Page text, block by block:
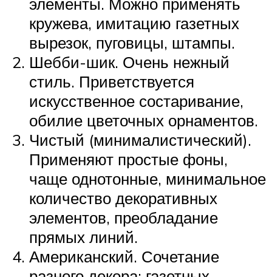
кружева, имитацию газетных
вырезок, пуговицы, штампы.
Шебби-шик. Очень нежный
стиль. Приветствуется
искусственное состаривание,
обилие цветочных орнаментов.
Чистый (минималистический).
Применяют простые фоны,
чаще однотонные, минимальное
количество декоративных
элементов, преобладание
прямых линий.
Американский. Сочетание